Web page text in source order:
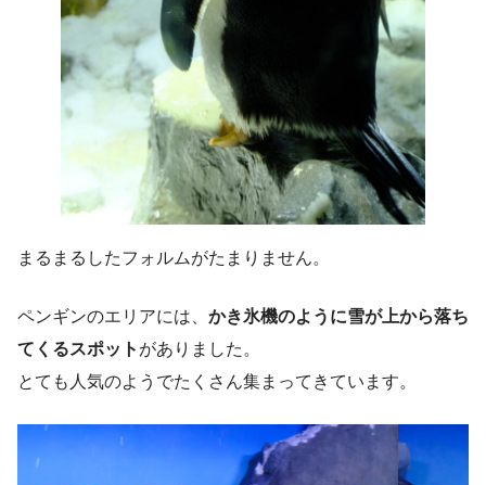
まるまるしたフォルムがたまりません。
ペンギンのエリアには、 かき氷機のように雪が上から落ち
てくるスポット がありました。
とても人気のようでたくさん集まってきています。